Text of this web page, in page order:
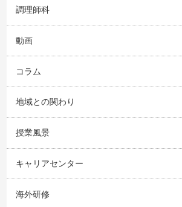
調理師科
動画
コラム
地域との関わり
授業風景
キャリアセンター
海外研修